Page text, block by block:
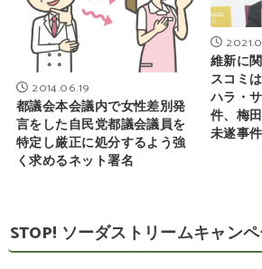
2014.06.19
都議会本会議内で女性差別発
言をした自民党都議会議員を
特定し厳正に処分するよう強
く求めるネット署名
維新に
スコミ
ハラ・
件、梅
未遂事件
STOP! ソーダストリームキャン